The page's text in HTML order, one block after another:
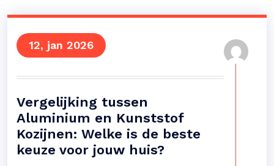
12, jan 2026
Vergelijking tussen
Aluminium en Kunststof
Kozijnen: Welke is de beste
keuze voor jouw huis?